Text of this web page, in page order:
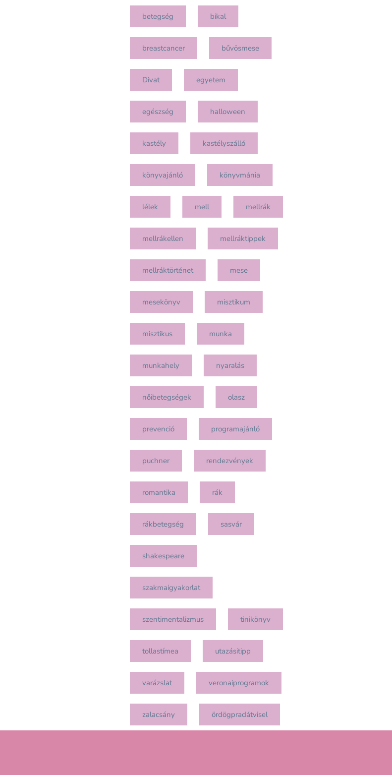
betegség bikal
breastcancer bűvösmese
Divat egyetem
egészség halloween
kastély kastélyszálló
könyvajánló könyvmánia
lélek mell mellrák
mellrákellen mellráktippek
mellráktörténet mese
mesekönyv misztikum
misztikus munka
munkahely nyaralás
nőibetegségek olasz
prevenció programajánló
puchner rendezvények
romantika rák
rákbetegség sasvár
shakespeare
szakmaigyakorlat
szentimentalizmus tinikönyv
tollastímea utazásitipp
varázslat veronaiprogramok
zalacsány ördögpradátvisel